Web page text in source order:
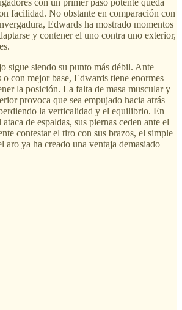
facilidad. No obstante en comparación con
Edwards ha mostrado momentos
y contener el uno contra uno exterior,
sigue siendo su punto más débil. Ante
o con mejor base, Edwards tiene enormes
la posición. La falta de masa muscular y
provoca que sea empujado hacia atrás
la verticalidad y el equilibrio. En
de espaldas, sus piernas ceden ante el
contestar el tiro con sus brazos, el simple
aro ya ha creado una ventaja demasiado